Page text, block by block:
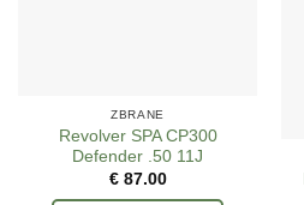
ZBRANE
Revolver SPA CP300
Defender .50 11J
€87.00